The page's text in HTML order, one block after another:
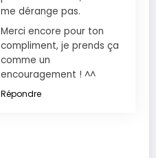
me dérange pas.
Merci encore pour ton
compliment, je prends ça
comme un
encouragement ! ^^
Répondre